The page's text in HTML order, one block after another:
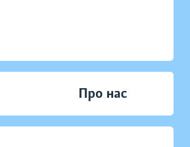
Про нас